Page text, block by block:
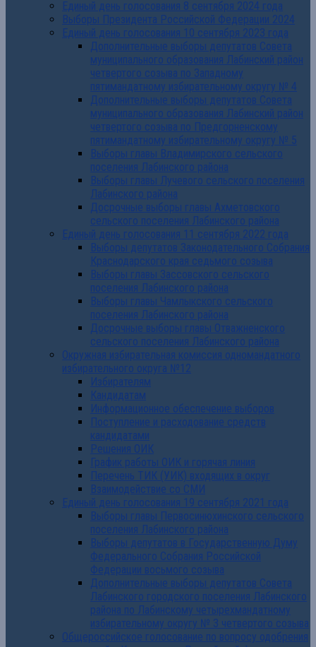
Единый день голосования 8 сентября 2024 года
Выборы Президента Российской Федерации 2024
Единый день голосования 10 сентября 2023 года
Дополнительные выборы депутатов Совета
муниципального образования Лабинский район
четвертого созыва по Западному
пятимандатному избирательному округу № 4
Дополнительные выборы депутатов Совета
муниципального образования Лабинский район
четвертого созыва по Предгорненскому
пятимандатному избирательному округу № 5
Выборы главы Владимирского сельского
поселения Лабинского района
Выборы главы Лучевого сельского поселения
Лабинского района
Досрочные выборы главы Ахметовского
сельского поселения Лабинского района
Единый день голосования 11 сентября 2022 года
Выборы депутатов Законодательного Собрания
Краснодарского края седьмого созыва
Выборы главы Зассовского сельского
поселения Лабинского района
Выборы главы Чамлыкского сельского
поселения Лабинского района
Досрочные выборы главы Отважненского
сельского поселения Лабинского района
Окружная избирательная комиссия одномандатного
избирательного округа №12
Избирателям
Кандидатам
Информационное обеспечение выборов
Поступление и расходование средств
кандидатами
Решения ОИК
График работы ОИК и горячая линия
Перечень ТИК (УИК) входящих в округ
Взаимодействие со СМИ
Единый день голосования 19 сентября 2021 года
Выборы главы Первосинюхинского сельского
поселения Лабинского района
Выборы депутатов в Государственную Думу
Федерального Собрания Российской
Федерации восьмого созыва
Дополнительные выборы депутатов Совета
Лабинского городского поселения Лабинского
района по Лабинскому четырехмандатному
избирательному округу № 3 четвертого созыва
Общероссийское голосование по вопросу одобрения